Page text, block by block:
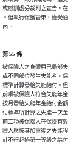
或感訓處分裁判之宣告，
。但執行保護管束、僅受
內。
第 55 條
被保險人之身體原已局部
或不同部位發生失能者，
標準計算發給失能給付。
前項被保險人符合失能年
按月發給失能年金給付金
付標準所計算之失能一次
前二項被保險人在保險有
險人應按其加重後之失能
計不得超過第一等級之給付